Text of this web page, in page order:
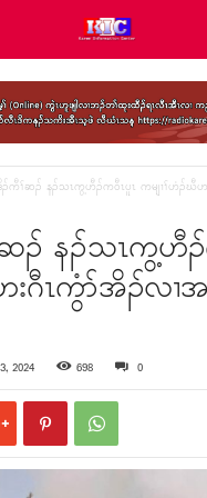
ၣ်ကီၢ်ဆၣ် နၣ်သၤကွ့ဟီၣ်က၀ီၤပူၤ ကမျၢၢ်ဟံၣ်ဃီ
ဆၣ် နၣ်သၤကွ့ဟီ
းဂီၤကွံာ်အိၣ်လၢ
2024 698 0